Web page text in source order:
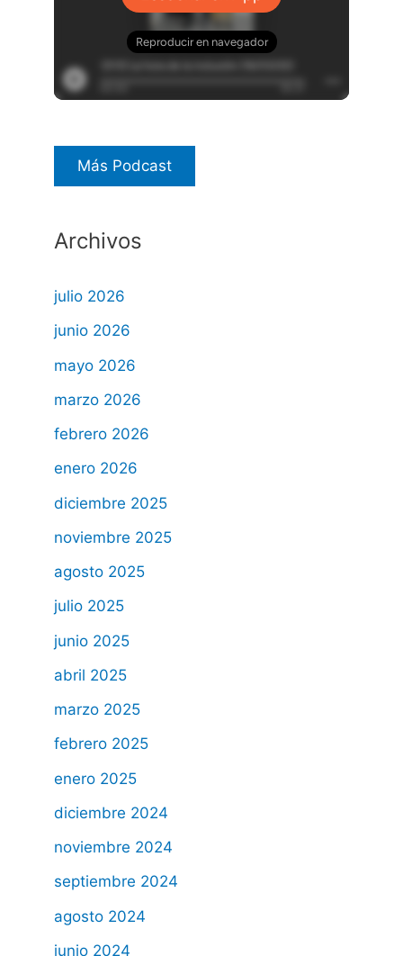
Más Podcast
Archivos
julio 2026
junio 2026
mayo 2026
marzo 2026
febrero 2026
enero 2026
diciembre 2025
noviembre 2025
agosto 2025
julio 2025
junio 2025
abril 2025
marzo 2025
febrero 2025
enero 2025
diciembre 2024
noviembre 2024
septiembre 2024
agosto 2024
junio 2024